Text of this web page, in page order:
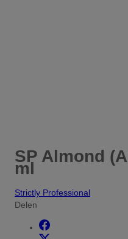
SP Almond
ml
Strictly Professional
Delen